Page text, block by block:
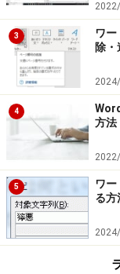
3
ワー
除
4
方法
5
ワ
る方